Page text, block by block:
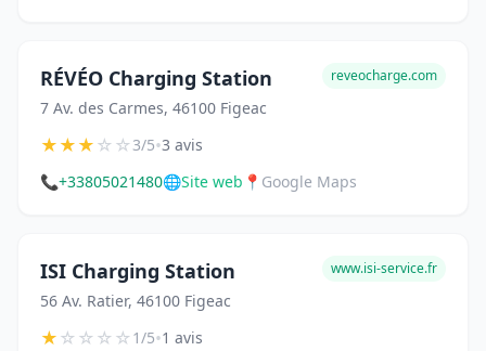
RÉVÉO Charging Station
7 Av. des Carmes, 46100 Figeac
reveocharge.com
★★★☆☆3/5•3 avis
📞+33805021480🌐Site web 📍 Google Maps
ISI Charging Station
56 Av. Ratier, 46100 Figeac
www.isi-service.fr
★☆☆☆☆1/5•1 avis